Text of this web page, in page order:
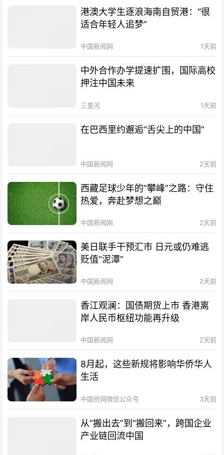
港澳大学生逐浪海南自贸港：“很
适合年轻人追梦”
中国新闻网 1天前
中外合作办学提速扩围，国际高校
押注中国未来
三里河 1天前
在巴西里约邂逅“舌尖上的中国”
中国新闻网 2天前
西藏足球少年的“攀峰”之路：守住
热爱，奔赴梦想之巅
中国新闻网 2天前
美日联手干预汇市 日元或仍难逃
贬值“泥潭”
中国新闻网 2天前
香江观澜：国债期货上市 香港离
岸人民币枢纽功能再升级
中国新闻网 2天前
8月起，这些新规将影响华侨华人
生活
中国侨网微信公众号 3天前
从“搬出去”到“搬回来”，跨国企业
产业链回流中国